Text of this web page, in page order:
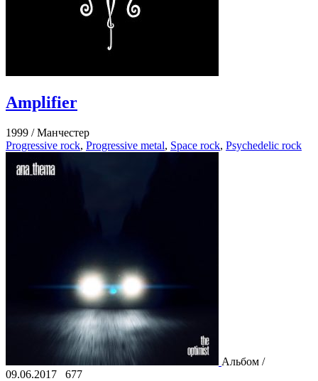
Amplifier
1999 /Манчестер
Progressive rock, Progressive metal, Space rock, Psychedelic rock
Альбом /
09.06.2017
677